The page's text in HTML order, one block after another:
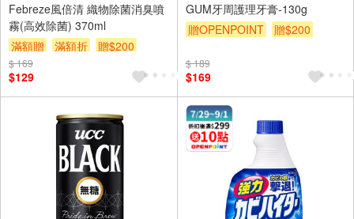
Febreze風倍清 織物除菌消臭噴
霧(高效除菌) 370ml
滿額贈
滿額折 贈$200
$ 169
$129
GUM牙周護理牙膏-130g
贈OPENPOINT
贈$200
$ 189
$169